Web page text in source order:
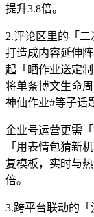
提升3.8倍。
2.评论区里的「
打造成内容延伸
起「晒作业送定
将单条博文生命
神仙作业#等子话
企业号运营更需
「用表情包猜新
复模板，实时与
倍。
3.跨平台联动的